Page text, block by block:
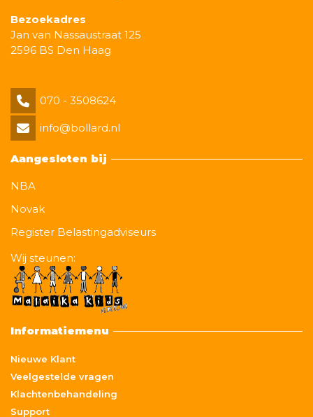
Bezoekadres
Jan van Nassaustraat 125
2596 BS Den Haag
070 - 3508624
info@bollard.nl
Aangesloten bij
NBA
Novak
Register Belastingadviseurs
Wij steunen:
Informatiemenu
Nieuwe Klant
Veelgestelde vragen
Klachtenbehandeling
Support